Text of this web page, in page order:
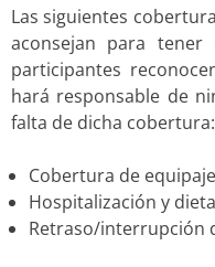
Las siguientes
aconsejan para tener
participantes
hará responsable de
falta de dicha cobertura:
Cobertura de
Hospitalización y
Retraso/interrupción